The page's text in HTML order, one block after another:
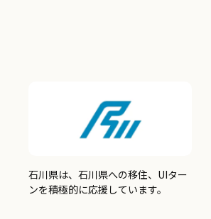
石川県は、石川県への移住、UIター
ンを積極的に応援しています。